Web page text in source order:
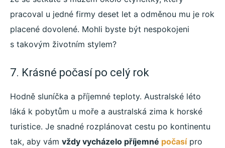
pracoval u jedné firmy deset let a odměnou mu je rok
placené dovolené. Mohli byste být nespokojeni
s takovým životním stylem?
7. Krásné počasí po celý rok
Hodně sluníčka a příjemné teploty. Australské léto
láká k pobytům u moře a australská zima k horské
turistice. Je snadné rozplánovat cestu po kontinentu
tak, aby vám vždy vycházelo příjemné počasípro